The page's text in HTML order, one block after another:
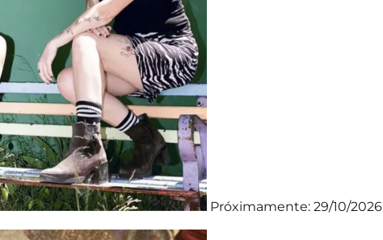
Próximamente: 29/10/2026